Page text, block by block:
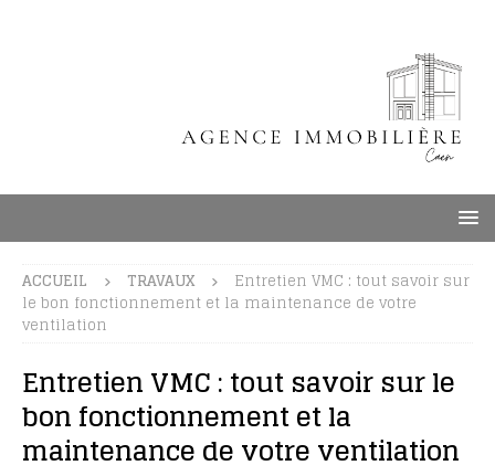
ACCUEIL TRAVAUX
Entretien VMC : tout savoir sur
le bon fonctionnement et la maintenance de votre
ventilation
Entretien VMC : tout savoir sur le
bon fonctionnement et la
maintenance de votre ventilation